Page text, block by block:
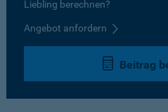
Liebling berechnen?
Angebot anfordern
Beitrag